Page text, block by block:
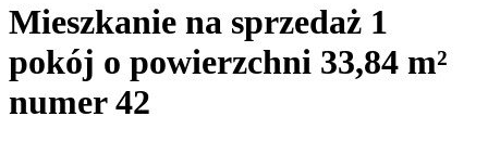
Mieszkanie na sprzedaż 1
pokój o powierzchni 33,84 m²
numer 42